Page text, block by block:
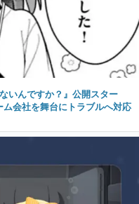
いんですか？』公開スター
会社を舞台にトラブルへ対応